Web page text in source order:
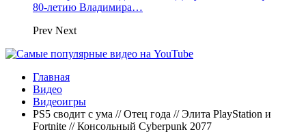
80-летию Владимира…
Prev Next
Главная
Видео
Видеоигры
PS5 сводит с ума // Отец года // Элита PlayStation и
Fortnite // Консольный Cyberpunk 2077